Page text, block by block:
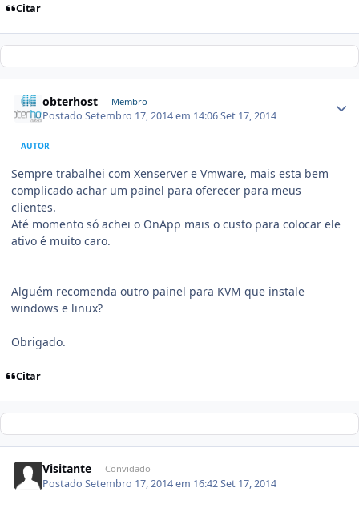
Citar
obterhost Membro
PostadoSetembro 17, 2014 em 14:06Set 17, 2014
AUTOR
Sempre trabalhei com Xenserver e Vmware, mais esta bem
complicado achar um painel para oferecer para meus
clientes.
Até momento só achei o OnApp mais o custo para colocar ele
ativo é muito caro.
Alguém recomenda outro painel para KVM que instale
windows e linux?
Obrigado.
Citar
Visitante Convidado
PostadoSetembro 17, 2014 em 16:42Set 17, 2014